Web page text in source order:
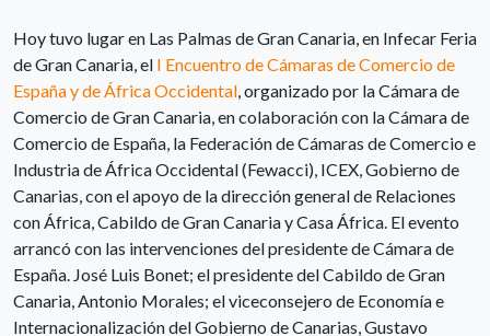
Hoy tuvo lugar en Las Palmas de Gran Canaria, en Infecar Feria
de Gran Canaria, el I Encuentro de Cámaras de Comercio de
España y de África Occidental, organizado por la Cámara de
Comercio de Gran Canaria, en colaboración con la Cámara de
Comercio de España, la Federación de Cámaras de Comercio e
Industria de África Occidental (Fewacci), ICEX, Gobierno de
Canarias, con el apoyo de la dirección general de Relaciones
con África, Cabildo de Gran Canaria y Casa África. El evento
arrancó con las intervenciones del presidente de Cámara de
España. José Luis Bonet; el presidente del Cabildo de Gran
Canaria, Antonio Morales; el viceconsejero de Economía e
Internacionalización del Gobierno de Canarias, Gustavo